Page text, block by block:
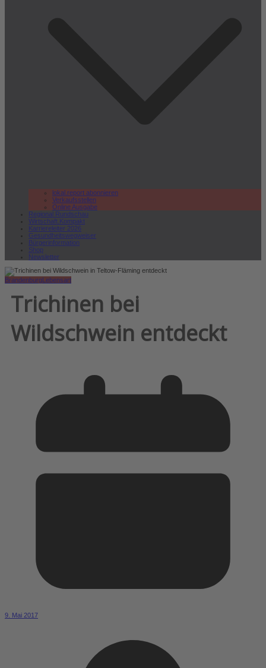
lokal.report abonnieren
Verkaufsstellen
Online Ausgabe
Regional Rundschau
Wirtschaft.Kompakt
Karriereleiter 2026
Gesundheitswegweiser
Bürgerinformation
Shop
Newsletter
BrandenburgLebensart
Trichinen bei
Wildschwein entdeckt
9. Mai 2017